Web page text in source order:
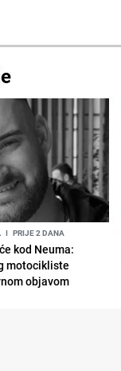
I PRIJE 2 DANA
kod Neuma:
motocikliste
objavom